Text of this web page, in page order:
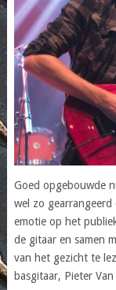
Goed opgebouwde
wel zo
emotie op het
de gitaar en samen
van het gezicht te
basgitaar, Pieter